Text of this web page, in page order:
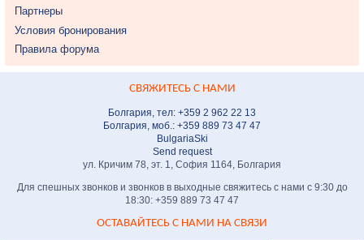
Партнеры
Условия бронирования
Правила форума
СВЯЖИТЕСЬ С НАМИ
Болгария, тел: +359 2 962 22 13
Болгария, моб.: +359 889 73 47 47
BulgariaSki
Send request
ул. Кричим 78, эт. 1, София 1164, Болгария
Для спешных звонков и звонков в выходные свяжитесь с нами с 9:30 до
18:30: +359 889 73 47 47
ОСТАВАЙТЕСЬ С НАМИ НА СВЯЗИ